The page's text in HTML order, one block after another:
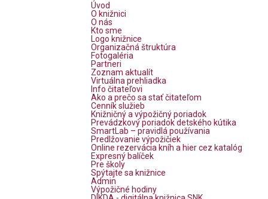
Úvod
O knižnici
O nás
Kto sme
Logo knižnice
Organizačná štruktúra
Fotogaléria
Partneri
Zoznam aktualít
Virtuálna prehliadka
Info čitateľovi
Ako a prečo sa stať čitateľom
Cenník služieb
Knižničný a výpožičný poriadok
Prevádzkový poriadok detského kútika
SmartLab – pravidlá používania
Predlžovanie výpožičiek
Online rezervácia kníh a hier cez katalóg
Expresný balíček
Pre školy
Spýtajte sa knižnice
Admin
Výpožičné hodiny